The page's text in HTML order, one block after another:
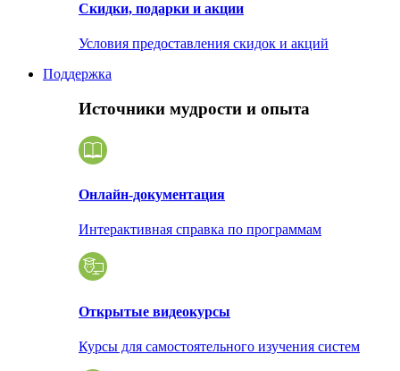
Скидки, подарки и акции
Условия предоставления скидок и акций
Поддержка
Источники мудрости и опыта
Онлайн-документация
Интерактивная справка по программам
Открытые видеокурсы
Курсы для самостоятельного изучения систем